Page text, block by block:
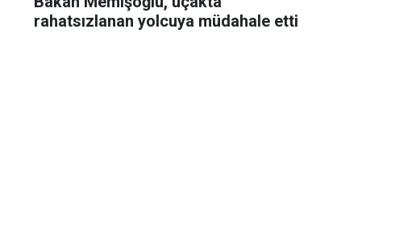
rahatsızlanan yolcuya müdahale etti